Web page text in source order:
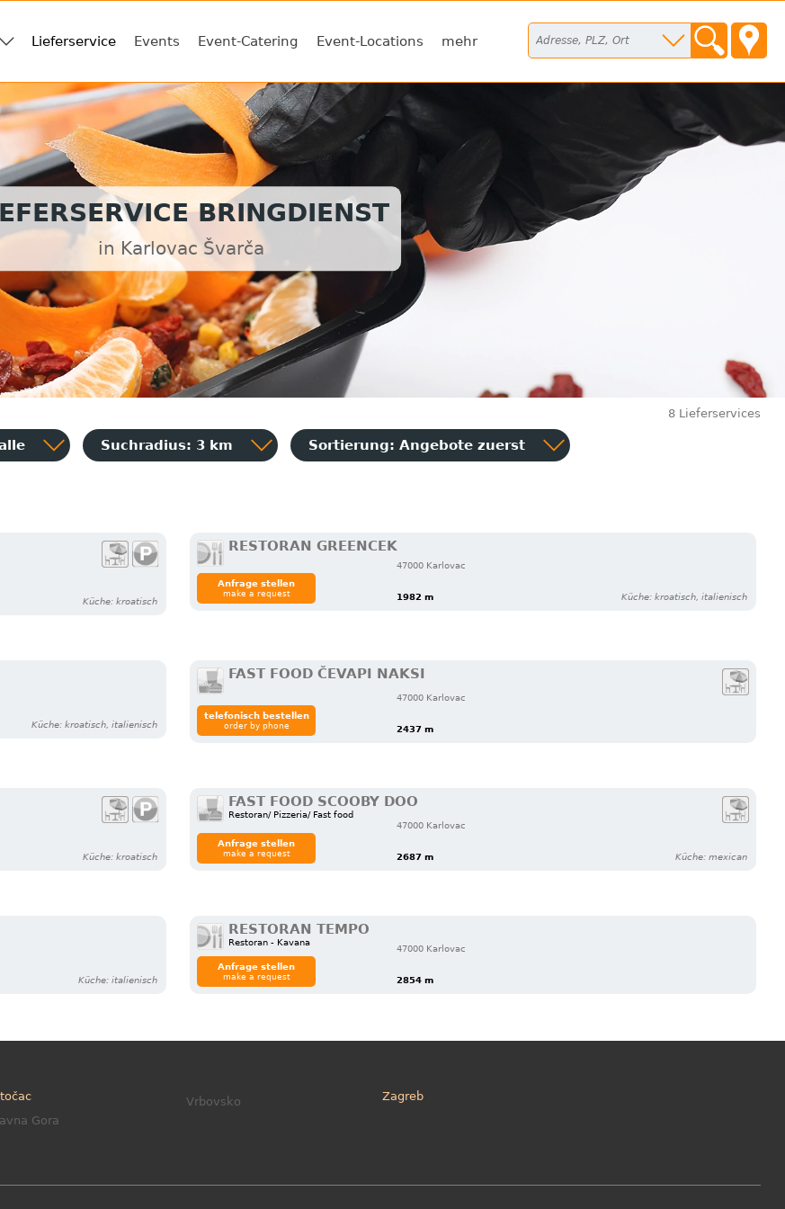
Lieferservice Events Event-Catering Event-Locations mehr
BRINGDIENST
in Karlovac Švarča
8 Lieferservices
Suchradius: 3 km Sortierung: Angebote zuerst
Küche: kroatisch
RESTORAN GREENCEK
47000 Karlovac
1982 m Küche: kroatisch, italienisch
Anfrage stellen
make a request
Küche: kroatisch, italienisch
FAST FOOD ČEVAPI NAKSI
47000 Karlovac
2437 m
telefonisch bestellen
order by phone
Küche: kroatisch
FAST FOOD SCOOBY DOO
Restoran/ Pizzeria/ Fast food
47000 Karlovac
2687 m Küche: mexican
Anfrage stellen
make a request
Küche: italienisch
RESTORAN TEMPO
Restoran - Kavana
47000 Karlovac
2854 m
Anfrage stellen
make a request
Gora
Vrbovsko Zagreb